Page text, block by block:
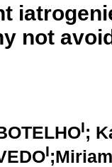
not
I;
I